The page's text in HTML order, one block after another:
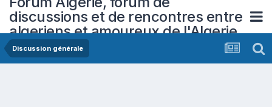
discussions et de rencontres entre
algeriens et amoureux de l'Algerie
Discussion générale